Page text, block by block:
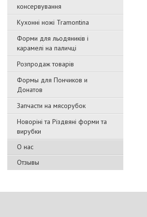
консервування
Кухонні ножі Tramontina
Форми для льодяників і
карамелі на паличці
Розпродаж товарів
Формы для Пончиков и
Донатов
Запчасти на мясорубок
Новоріні та Різдвяні форми та
вирубки
О нас
Отзывы